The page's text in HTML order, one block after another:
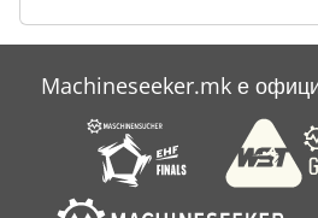
Unimat 23 E
Upright Tm 12
Статистика На Ent
Machineseeker.mk е